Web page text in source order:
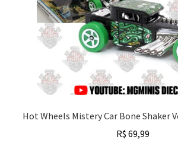
Hot Wheels Mistery Car Bone Shaker
R$ 69,99